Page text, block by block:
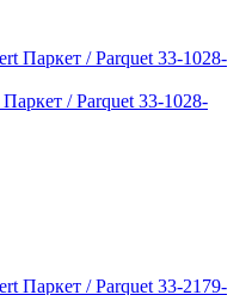
/ Parquet 33-1028-